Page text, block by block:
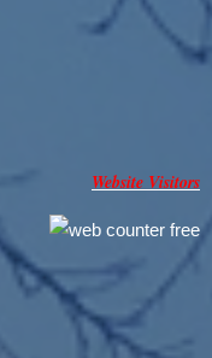
Website Visitors